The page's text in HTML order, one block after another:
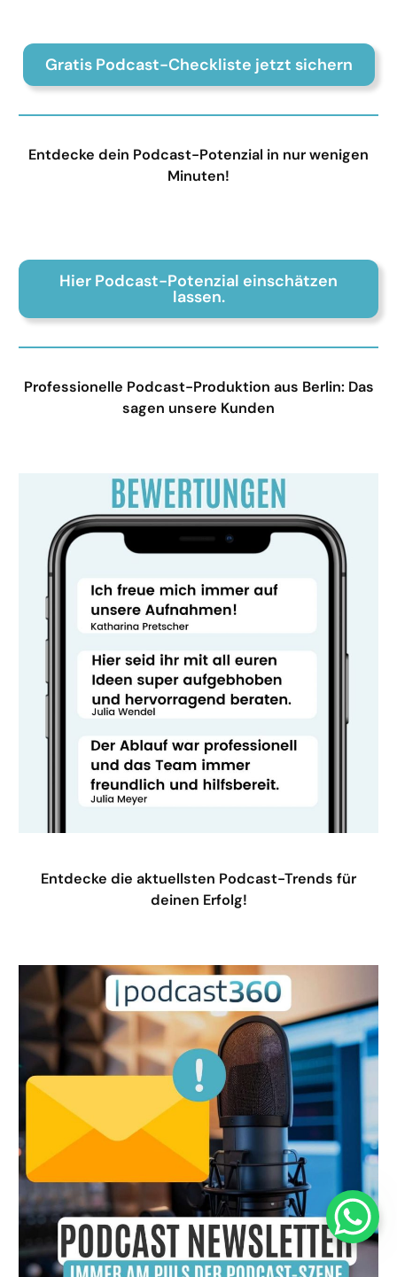
Gratis Podcast-Checkliste jetzt sichern
Entdecke dein Podcast-Potenzial in nur wenigen
Minuten!
Hier Podcast-Potenzial einschätzen
lassen.
Professionelle Podcast-Produktion aus Berlin: Das
sagen unsere Kunden
Entdecke die aktuellsten Podcast-Trends für
deinen Erfolg!